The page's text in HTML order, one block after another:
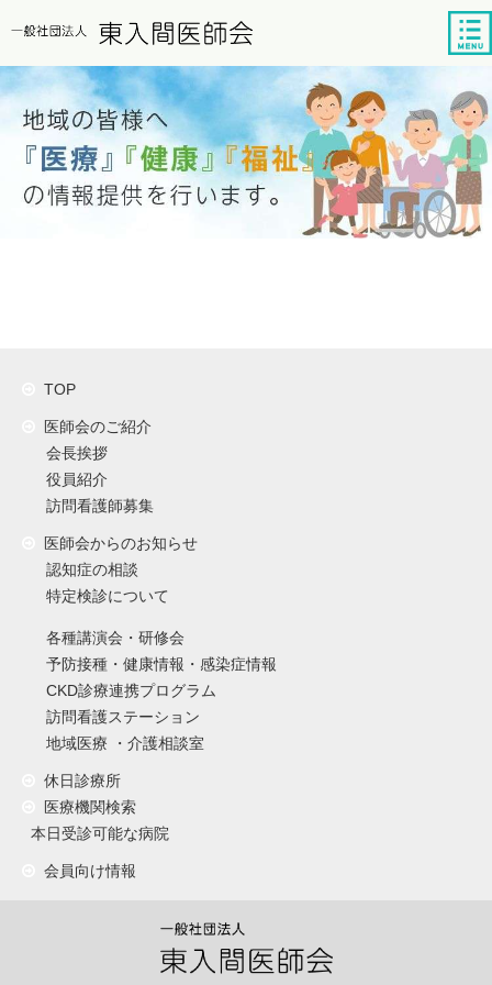
TOP
医師会のご紹介
会長挨拶
役員紹介
訪問看護師募集
医師会からのお知らせ
認知症の相談
特定検診について
各種講演会・研修会
予防接種・健康情報・感染症情報
CKD診療連携プログラム
訪問看護ステーション
地域医療 ・介護相談室
休日診療所
医療機関検索
本日受診可能な病院
会員向け情報